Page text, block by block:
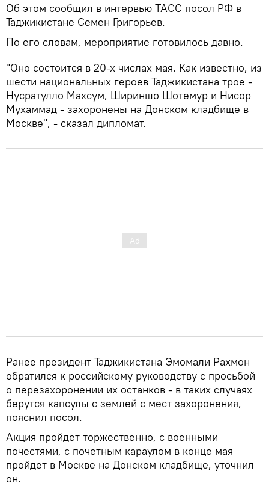
Об этом сообщил в интервью ТАСС посол РФ в
Таджикистане Семен Григорьев.
По его словам, мероприятие готовилось давно.
"Оно состоится в 20-х числах мая. Как известно, из
шести национальных героев Таджикистана трое -
Нусратулло Махсум, Шириншо Шотемур и Нисор
Мухаммад - захоронены на Донском кладбище в
Москве", - сказал дипломат.
Ранее президент Таджикистана Эмомали Рахмон
обратился к российскому руководству с просьбой
о перезахоронении их останков - в таких случаях
берутся капсулы с землей с мест захоронения,
пояснил посол.
Акция пройдет торжественно, с военными
почестями, с почетным караулом в конце мая
пройдет в Москве на Донском кладбище, уточнил
он.